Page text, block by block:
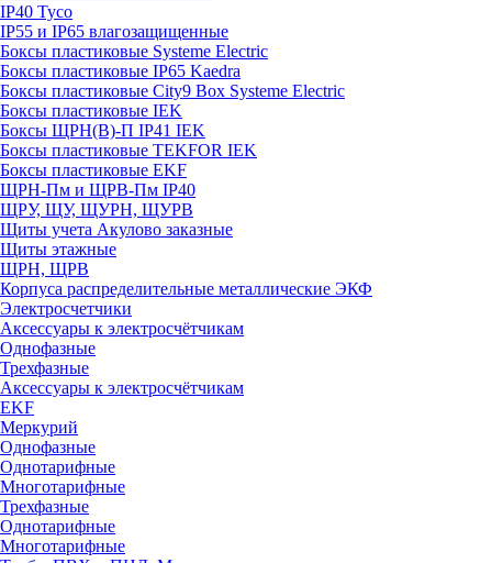
IP40 Тусо
IP55 и IP65 влагозащищенные
Боксы пластиковые Systeme Electric
Боксы пластиковые IP65 Kaedra
Боксы пластиковые City9 Box Systeme Electric
Боксы пластиковые IEK
Боксы ЩРН(В)-П IP41 IEK
Боксы пластиковые TEKFOR IEK
Боксы пластиковые EKF
ЩРН-Пм и ЩРВ-Пм IP40
ЩРУ, ЩУ, ЩУРН, ЩУРВ
Щиты учета Акулово заказные
Щиты этажные
ЩРН, ЩРВ
Корпуса распределительные металлические ЭКФ
Электросчетчики
Аксессуары к электросчётчикам
Однофазные
Трехфазные
Аксессуары к электросчётчикам
EKF
Меркурий
Однофазные
Однотарифные
Многотарифные
Трехфазные
Однотарифные
Многотарифные